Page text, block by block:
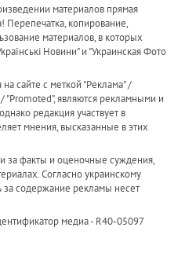
материалов прямая
Перепечатка, копирование,
материалов, в которых
Новини" и "Украинская Фото
сайте с меткой "Реклама" /
"Promoted", являются рекламными и
редакция участвует в
мнения, высказанные в этих
за факты и оценочные суждения,
Согласно украинскому
за содержание рекламы несет
медиа - R40-05097